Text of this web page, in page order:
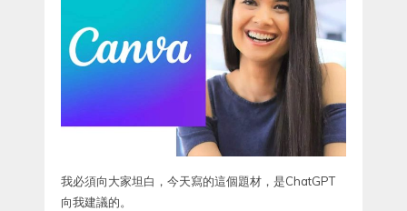
我必須向大家坦白，今天寫的這個題材，是ChatGPT
向我建議的。